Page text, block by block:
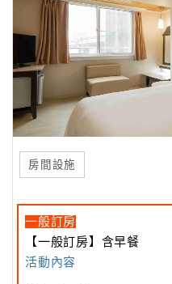
1080p，可獲得更好的畫質。
房間設施
一般訂房
【一般訂房】含早餐
活動內容